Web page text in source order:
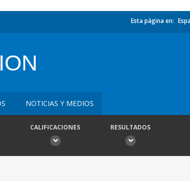
Esta página en:
NOTICIAS Y MEDIOS
CALIFICACIONES RESULTADOS